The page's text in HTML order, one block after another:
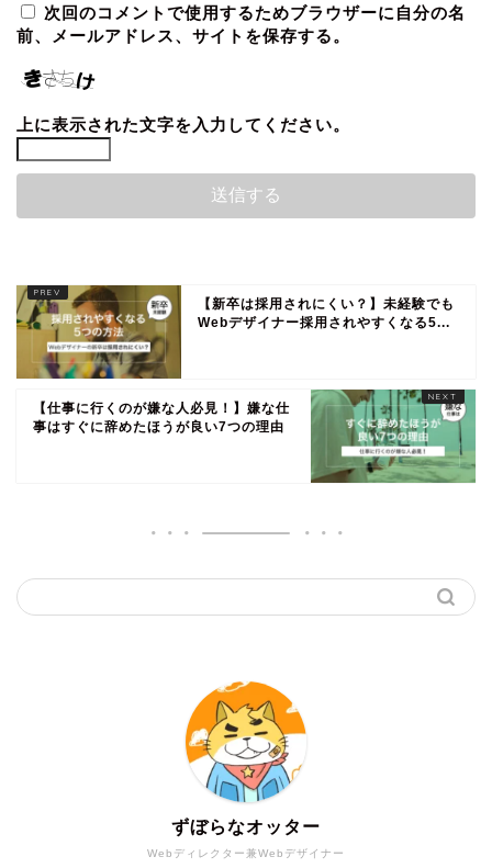
次回のコメントで使用するためブラウザーに自分の名
前、メールアドレス、サイトを保存する。
上に表示された文字を入力してください。
【新卒は採用されにくい？】未経験でも
Webデザイナー採用されやすくなる5...
【仕事に行くのが嫌な人必見！】嫌な仕
事はすぐに辞めたほうが良い7つの理由
Webディレクター兼Webデザイナー
ずぼらなオッター